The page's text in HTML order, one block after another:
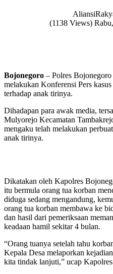
(1138 Views)
Bojonegoro – Polres Bojonegoro
melakukan Konferensi Pers
terhadap anak tirinya.
Dihadapan para awak media,
Mulyorejo Kecamatan
mengaku telah melakukan
anak tirinya.
Dikatakan oleh Kapolres
itu bermula orang tua korban
diduga sedang mengandung,
orang tua korban membawa ke
dan hasil dari pemeriksaan
keadaan hamil sekitar 4 bulan.
“Orang tuanya setelah tahu
Kepala Desa melaporkan
kita tindak lanjuti,” ucap